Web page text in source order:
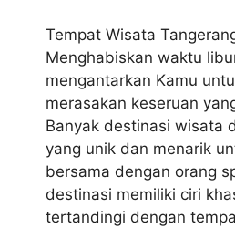
Tempat Wisata
Menghabiskan waktu
mengantarkan Kamu
merasakan keseruan
Banyak destinasi wisata
yang unik dan menarik
bersama dengan orang
destinasi memiliki ciri
tertandingi dengan